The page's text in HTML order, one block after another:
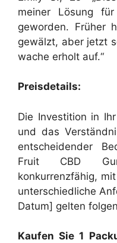
meiner Lösung
geworden. Früher
gewälzt, aber jetzt
wache erholt auf.“
Preisdetails:
Die Investition in
und das
entscheidender
Fruit CBD
konkurrenzfähig,
unterschiedliche
Datum] gelten
Kaufen Sie 1